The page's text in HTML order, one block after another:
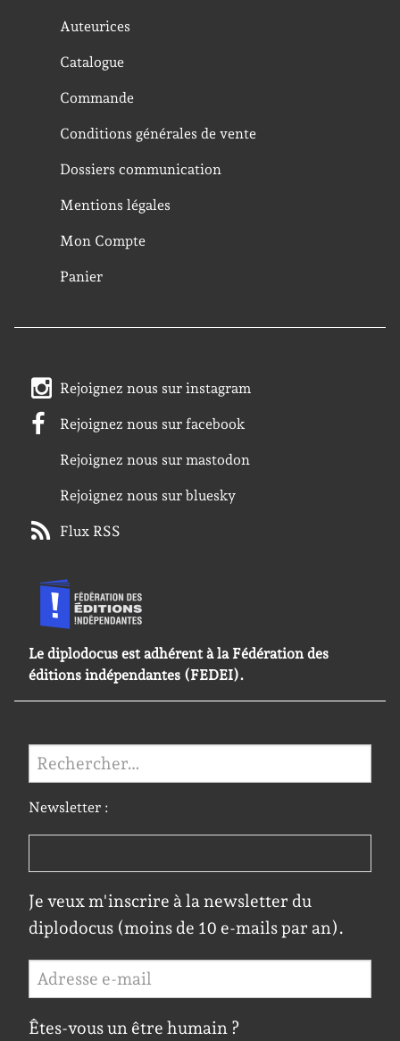
Auteurices
Catalogue
Commande
Conditions générales de vente
Dossiers communication
Mentions légales
Mon Compte
Panier
Rejoignez nous sur instagram
Rejoignez nous sur facebook
Rejoignez nous sur mastodon
Rejoignez nous sur bluesky
Flux RSS
Le diplodocus est adhérent à la Fédération des
éditions indépendantes (FEDEI).
Rechercher :
Newsletter :
Je veux m'inscrire à la newsletter du
diplodocus (moins de 10 e-mails par an).
Êtes-vous un être humain ?